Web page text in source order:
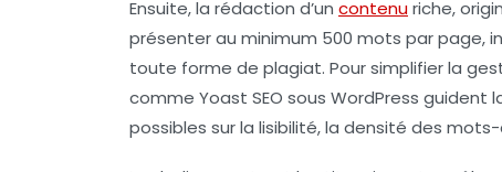
Ensuite, la rédaction d’un contenuriche,
présenter au minimum 500 mots par page,
toute forme de plagiat. Pour simplifier la
comme Yoast SEO sous WordPress guident
possibles sur la lisibilité, la densité des